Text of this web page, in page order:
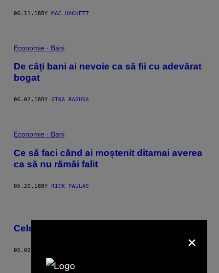
06.11.18BY MAC HACKETT
Economie · Bani
De câți bani ai nevoie ca să fii cu adevărat
bogat
06.02.18 BY GINA RAGUSA
Economie · Bani
Ce să faci când ai moștenit ditamai averea
ca să nu rămâi falit
05.20.18BY RICK PAULAS
Cele mai bune filme cu infractori din istorie
05.02.18 ×